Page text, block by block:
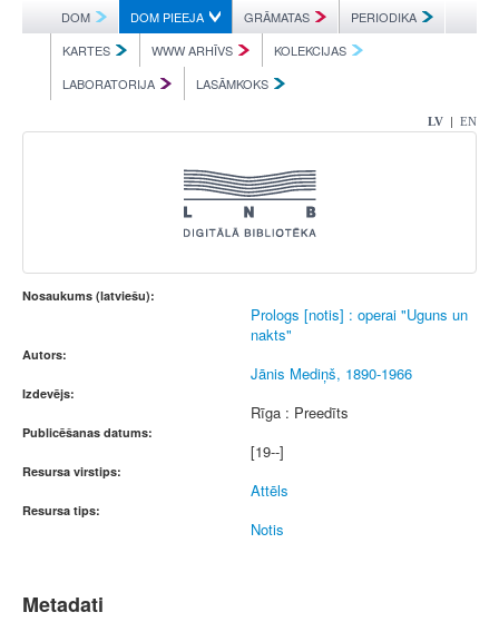
DOM DOM PIEEJA GRĀMATAS
PERIODIKA
KARTES
WWW ARHĪVS
KOLEKCIJAS
LABORATORIJA
LASĀMKOKS
LV | EN
Nosaukums (latviešu):
Prologs [notis] : operai "Uguns un
nakts"
Autors:
Jānis Mediņš, 1890-1966
Izdevējs:
Rīga : Preedīts
Publicēšanas datums:
[19--]
Resursa virstips:
Attēls
Resursa tips:
Notis
Metadati